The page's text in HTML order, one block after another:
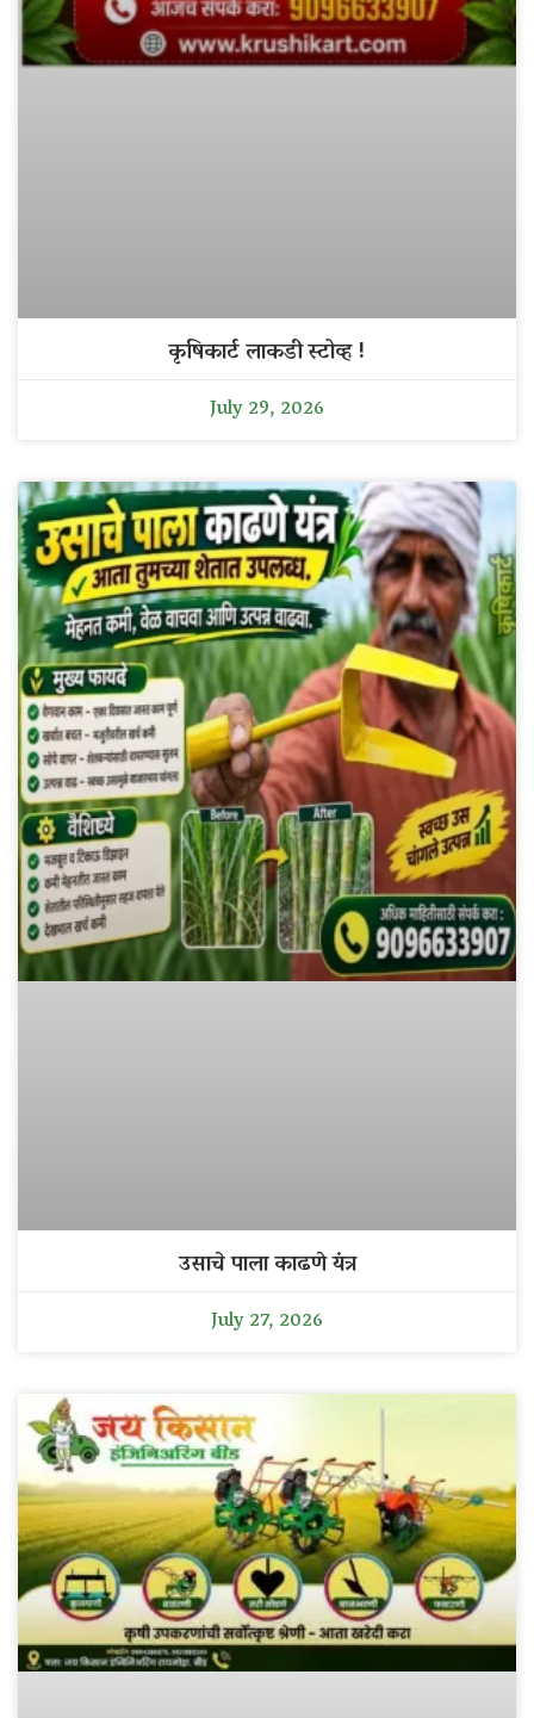
कृषिकार्ट लाकडी स्टोव्ह !
July 29, 2026
उसाचे पाला काढणे यंत्र
July 27, 2026